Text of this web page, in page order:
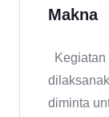
Makna
Kegiatan
diminta